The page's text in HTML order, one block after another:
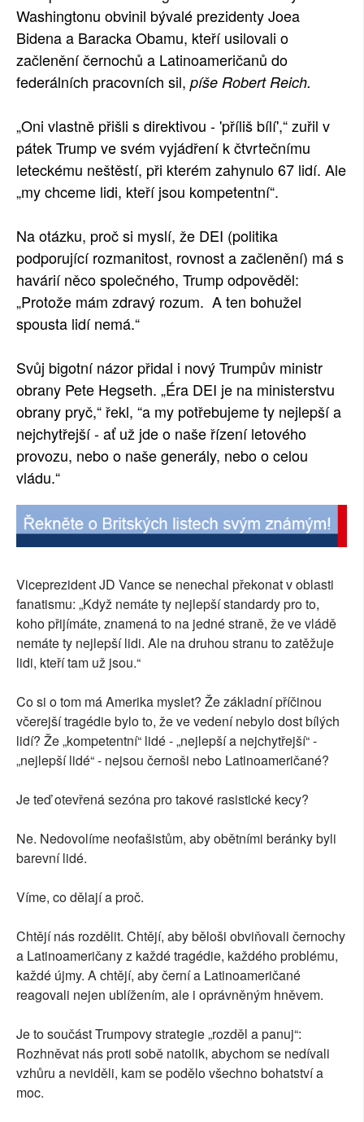
SOCIÁLNÍ SÍTĚ
RUBRIKY
PLNÁ VERZE STRÁNEK
Washingtonu obvinil bývalé prezidenty Joea
Bidena a Baracka Obamu, kteří usilovali o
začlenění černochů a Latinoameričanů do
federálních pracovních sil, píše Robert Reich.
„Oni vlastně přišli s direktivou - 'příliš bílí',“ zuřil v
pátek Trump ve svém vyjádření k čtvrtečnímu
leteckému neštěstí, při kterém zahynulo 67 lidí. Ale
„my chceme lidi, kteří jsou kompetentní“.
Na otázku, proč si myslí, že DEI (politika
podporující rozmanitost, rovnost a začlenění) má s
havárií něco společného, Trump odpověděl:
„Protože mám zdravý rozum. A ten bohužel
spousta lidí nemá.“
Svůj bigotní názor přidal i nový Trumpův ministr
obrany Pete Hegseth. „Éra DEI je na ministerstvu
obrany pryč,“ řekl, “a my potřebujeme ty nejlepší a
nejchytřejší - ať už jde o naše řízení letového
provozu, nebo o naše generály, nebo o celou
vládu.“
Viceprezident JD Vance se nenechal překonat v oblasti
fanatismu: „Když nemáte ty nejlepší standardy pro to,
koho přijímáte, znamená to na jedné straně, že ve vládě
nemáte ty nejlepší lidi. Ale na druhou stranu to zatěžuje
lidi, kteří tam už jsou.“
Co si o tom má Amerika myslet? Že základní příčinou
včerejší tragédie bylo to, že ve vedení nebylo dost bílých
lidí? Že „kompetentní“ lidé - „nejlepší a nejchytřejší“ -
„nejlepší lidé“ - nejsou černoši nebo Latinoameričané?
Je teď otevřená sezóna pro takové rasistické kecy?
Ne. Nedovolíme neofašistům, aby obětními beránky byli
barevní lidé.
Víme, co dělají a proč.
Chtějí nás rozdělit. Chtějí, aby běloši obviňovali černochy
a Latinoameričany z každé tragédie, každého problému,
každé újmy. A chtějí, aby černí a Latinoameričané
reagovali nejen ublížením, ale i oprávněným hněvem.
Je to součást Trumpovy strategie „rozděl a panuj“:
Rozhněvat nás proti sobě natolik, abychom se nedívali
vzhůru a neviděli, kam se podělo všechno bohatství a
moc.